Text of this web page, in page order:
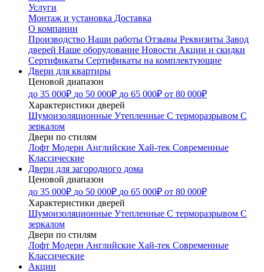
Услуги
Монтаж и установка Доставка
О компании
Производство Наши работы Отзывы Реквизиты Завод
дверей Наше оборудование Новости Акции и скидки
Сертификаты Сертификаты на комплектующие
Двери для квартиры
Ценовой диапазон
до 35 000₽ до 50 000₽ до 65 000₽ от 80 000₽
Характеристики дверей
Шумоизоляционные Утепленные С терморазрывом С
зеркалом
Двери по стилям
Лофт Модерн Английские Хай-тек Современные
Классические
Двери для загородного дома
Ценовой диапазон
до 35 000₽ до 50 000₽ до 65 000₽ от 80 000₽
Характеристики дверей
Шумоизоляционные Утепленные С терморазрывом С
зеркалом
Двери по стилям
Лофт Модерн Английские Хай-тек Современные
Классические
Акции